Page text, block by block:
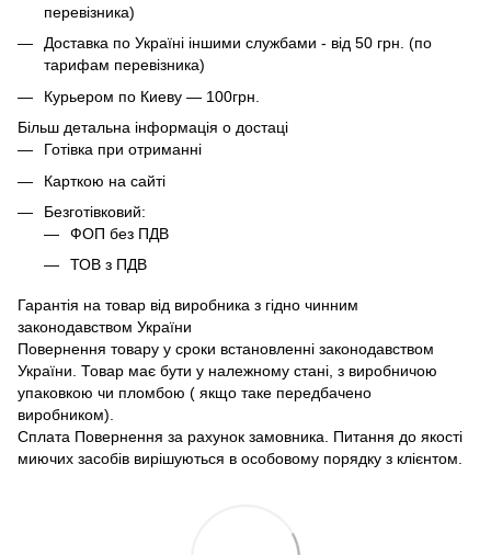
перевізника)
Доставка по Україні іншими службами - від 50 грн. (по
тарифам перевізника)
Курьером по Киеву — 100грн.
Більш детальна інформація о достаці
Готівка при отриманні
Карткою на сайті
Безготівковий:
ФОП без ПДВ
ТОВ з ПДВ
Гарантія на товар від виробника з гідно чинним
законодавством України
Повернення товару у сроки встановленні законодавством
України. Товар має бути у належному стані, з виробничою
упаковкою чи пломбою ( якщо таке передбачено
виробником).
Сплата Повернення за рахунок замовника. Питання до якості
миючих засобів вирішуються в особовому порядку з клієнтом.